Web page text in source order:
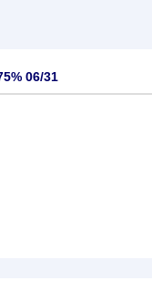
06/31